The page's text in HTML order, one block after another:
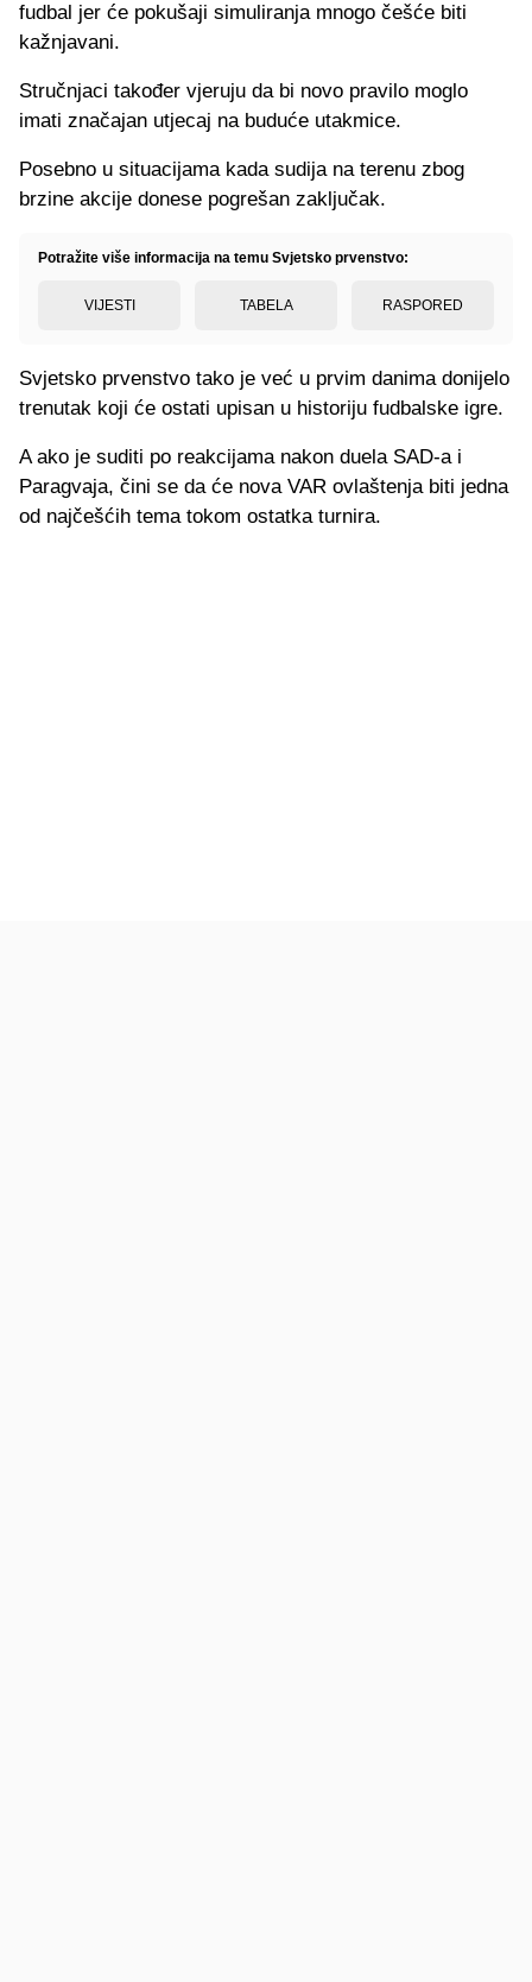
fudbal jer će pokušaji simuliranja mnogo češće biti
kažnjavani.
Stručnjaci također vjeruju da bi novo pravilo moglo
imati značajan utjecaj na buduće utakmice.
Posebno u situacijama kada sudija na terenu zbog
brzine akcije donese pogrešan zaključak.
Potražite više informacija na temu Svjetsko prvenstvo:
VIJESTI TABELA RASPORED
Svjetsko prvenstvo tako je već u prvim danima donijelo
trenutak koji će ostati upisan u historiju fudbalske igre.
A ako je suditi po reakcijama nakon duela SAD-a i
Paragvaja, čini se da će nova VAR ovlaštenja biti jedna
od najčešćih tema tokom ostatka turnira.